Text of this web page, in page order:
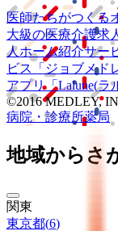
医師たちがつくる
大級の医療介護求
人ホーム紹介サー
ビス
「ジョブメド
アプリ「Lalune(ラ
©2016 MEDLEY,
病院・診療所薬局
地域からさ
関東
東京都(6)